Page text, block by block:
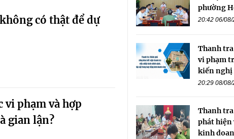
có thật để dự
vi phạm và hợp
gian lận?
phường
20:42 06/08/
Thanh
vi phạm
kiến nghị
20:29 08/08/
Thanh
phát hiện
kinh